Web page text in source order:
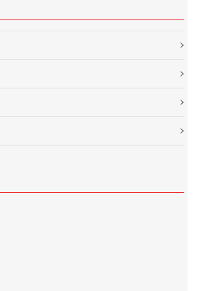
dobrovolných hasičů Havlovice
|